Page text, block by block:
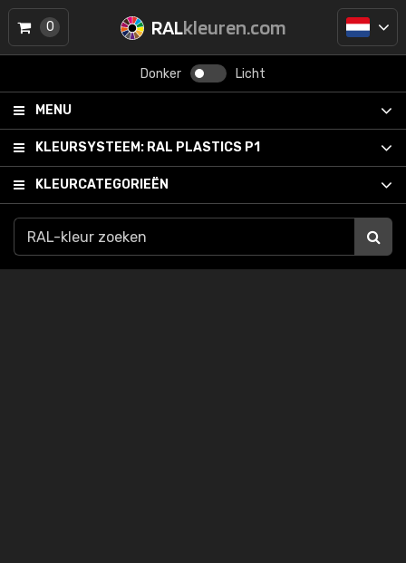
RALkleuren.com
Donker Licht
MENU
KLEURSYSTEEM: RAL PLASTICS P1
KLEURCATEGORIEËN
0